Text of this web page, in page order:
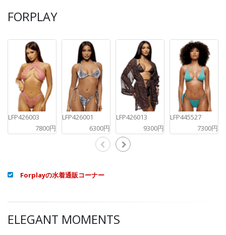
FORPLAY
LFP426003
7800円
LFP426001
6300円
LFP426013
9300円
LFP445527
7300円
Forplayの水着通販コーナー
ELEGANT MOMENTS